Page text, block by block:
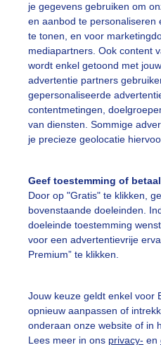
je gegevens gebruiken om
en aanbod te personaliseren
te tonen, en voor
mediapartners. Ook content
wordt enkel getoond met
advertentie partners
gepersonaliseerde
contentmetingen,
van diensten. Sommige
je precieze geolocatie
Geef toestemming of
Door op "Gratis" te klikken,
bovenstaande doeleinden.
doeleinde toestemming
voor een advertentievrije
Premium” te klikken.
Jouw keuze geldt enkel voor
opnieuw aanpassen of
onderaan onze website of in
Lees meer in ons privacy- en
Toon Boons Gemaakt: 12-07-
Duif Dieren
slideshow
vragen